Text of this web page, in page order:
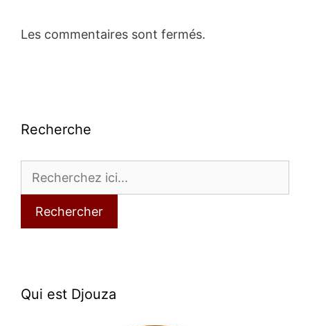
commentaires
Les commentaires sont fermés.
Recherche
Rechercher
Qui est Djouza